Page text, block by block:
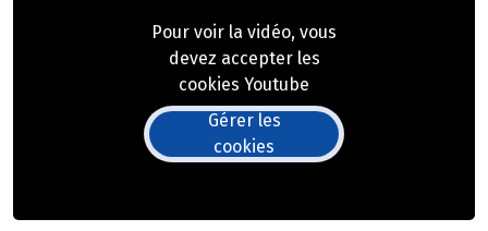
Pour voir la vidéo, vous
devez accepter les
cookies Youtube
Gérer les
cookies